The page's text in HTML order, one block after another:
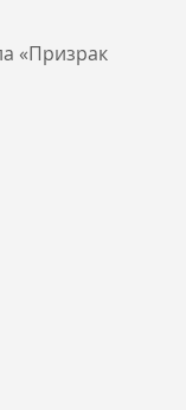
«Призрак